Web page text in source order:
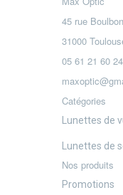
45 rue
31000
05 61 21 60 24
Catégories
Lunettes de
Lunettes de
Nos produits
Promotions